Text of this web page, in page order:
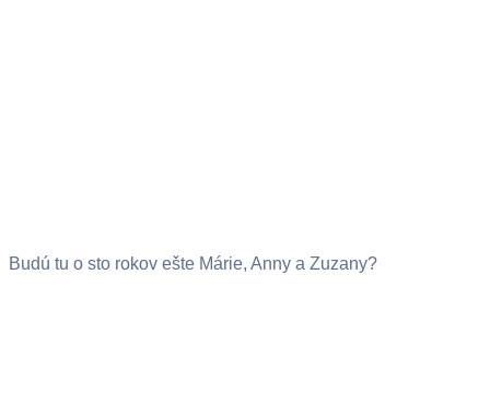
Budú tu o sto rokov ešte Márie, Anny a Zuzany?